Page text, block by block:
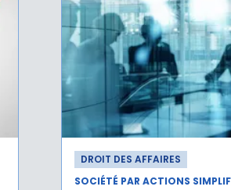
DROIT DES AFFAIRES
SOCIÉTÉ PAR ACTIONS